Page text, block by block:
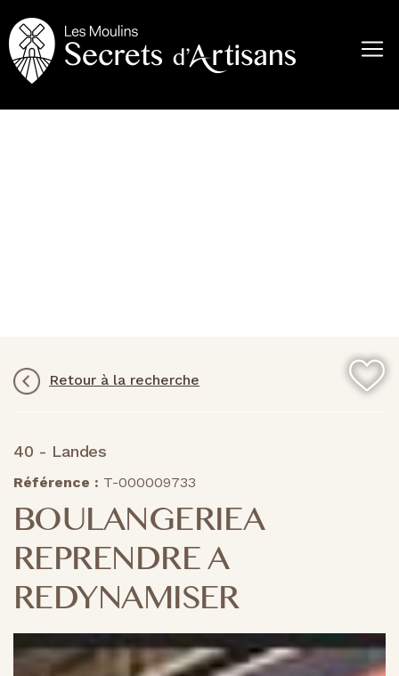
au
contenu
principal
Retour à la recherche
40 - Landes
Référence : T-000009733
BOULANGERIEA
REPRENDRE A
REDYNAMISER